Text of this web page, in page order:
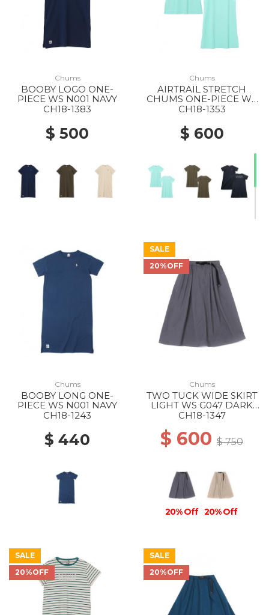
Chums
BOOBY LOGO ONE-
PIECE WS N001 NAVY
CH18-1383
$ 500
Chums
AIRTRAIL STRETCH
CHUMS ONE-PIECE WS
M055 ICE GREEN
CH18-1353
$ 600
20% Off
Chums
BOOBY LONG ONE-
PIECE WS N001 NAVY
CH18-1243
$ 440
SALE
20%OFF
Chums
TWO TUCK WIDE SKIRT
LIGHT WS G047 DARK
GRAY
CH18-1347
$ 600 $ 750
20% Off 20% Off
SALE
20%OFF
SALE
20%OFF